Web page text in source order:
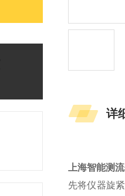
详
上海智能测
先将仪器旋